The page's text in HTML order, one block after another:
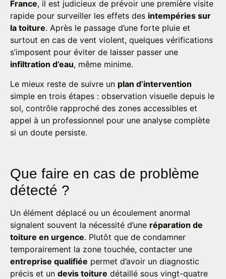
France, il est judicieux de prévoir une première visite
rapide pour surveiller les effets des intempéries sur
la toiture. Après le passage d’une forte pluie et
surtout en cas de vent violent, quelques vérifications
s’imposent pour éviter de laisser passer une
infiltration d’eau, même minime.
Le mieux reste de suivre un plan d’intervention
simple en trois étapes : observation visuelle depuis le
sol, contrôle rapproché des zones accessibles et
appel à un professionnel pour une analyse complète
si un doute persiste.
Que faire en cas de problème
détecté ?
Un élément déplacé ou un écoulement anormal
signalent souvent la nécessité d’une réparation de
toiture en urgence. Plutôt que de condamner
temporairement la zone touchée, contacter une
entreprise qualifiée permet d’avoir un diagnostic
précis et un devis toiture détaillé sous vingt-quatre